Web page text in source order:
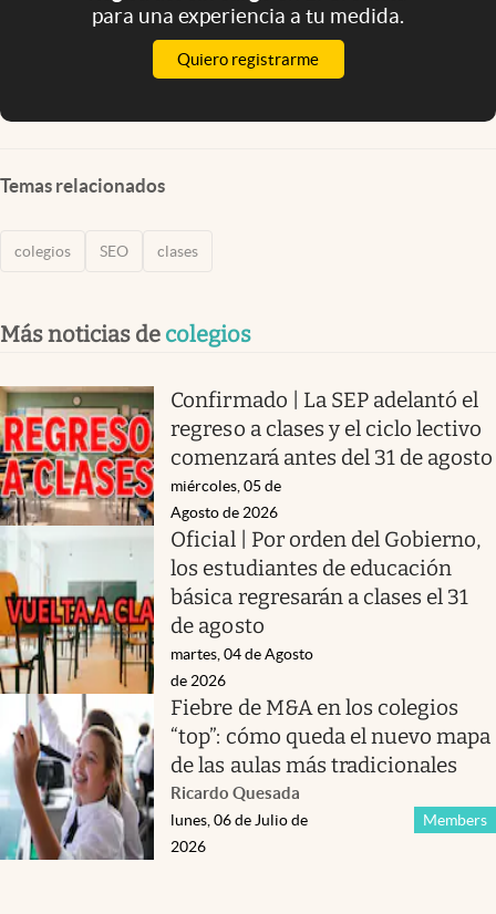
para una experiencia a tu medida.
Quiero registrarme
Temas relacionados
colegios SEO clases
Más noticias de colegios
Confirmado | La SEP adelantó el
regreso a clases y el ciclo lectivo
comenzará antes del 31 de agosto
miércoles, 05 de
Agosto de 2026
Oficial | Por orden del Gobierno,
los estudiantes de educación
básica regresarán a clases el 31
de agosto
martes, 04 de Agosto
de 2026
Fiebre de M&A en los colegios
“top”: cómo queda el nuevo mapa
de las aulas más tradicionales
Ricardo Quesada
Members
lunes, 06 de Julio de
2026